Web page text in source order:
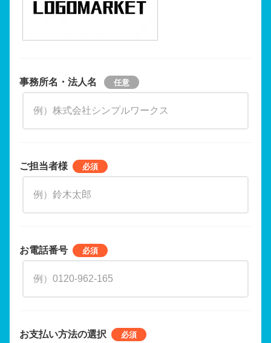
事務所名・法人名
ご担当者様
お電話番号
お支払い方法の選択